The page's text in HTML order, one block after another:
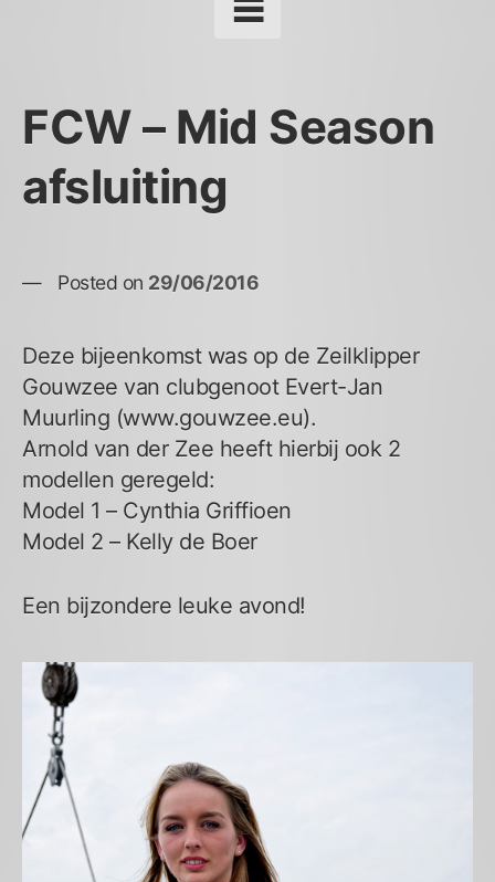
FCW – Mid Season
afsluiting
Posted on 29/06/2016
Deze bijeenkomst was op de Zeilklipper
Gouwzee van clubgenoot Evert-Jan
Muurling (www.gouwzee.eu).
Arnold van der Zee heeft hierbij ook 2
modellen geregeld:
Model 1 – Cynthia Griffioen
Model 2 – Kelly de Boer
Een bijzondere leuke avond!